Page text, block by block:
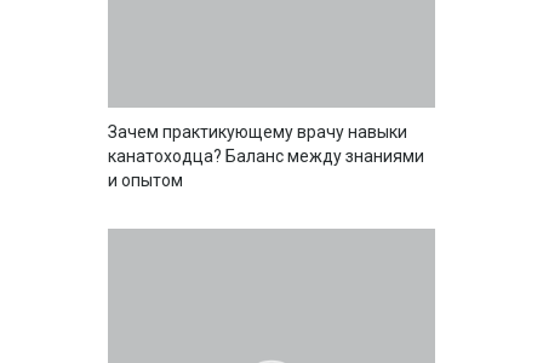
Зачем практикующему врачу навыки
канатоходца? Баланс между знаниями
и опытом